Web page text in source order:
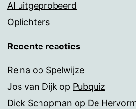
AI uitgeprobeerd
Oplichters
Recente reacties
Reina op Spelwijze
Jos van Dijk op Pubquiz
Dick Schopman op De